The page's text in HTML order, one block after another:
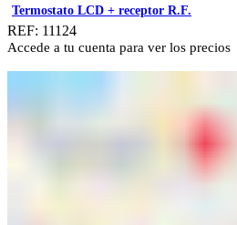
Termostato LCD + receptor R.F.
REF: 11124
Accede a tu cuenta para ver los precios